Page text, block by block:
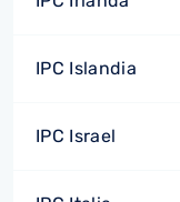
IPC Islandia
IPC Israel